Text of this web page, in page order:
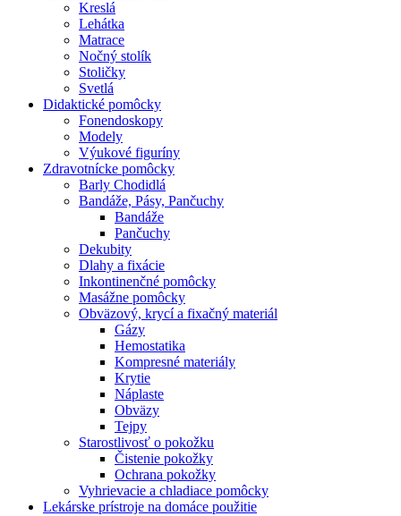
Kreslá
Lehátka
Matrace
Nočný stolík
Stoličky
Svetlá
Didaktické pomôcky
Fonendoskopy
Modely
Výukové figuríny
Zdravotnícke pomôcky
Barly Chodidlá
Bandáže, Pásy, Pančuchy
Bandáže
Pančuchy
Dekubity
Dlahy a fixácie
Inkontinenčné pomôcky
Masážne pomôcky
Obväzový, krycí a fixačný materiál
Gázy
Hemostatika
Kompresné materiály
Krytie
Náplaste
Obväzy
Tejpy
Starostlivosť o pokožku
Čistenie pokožky
Ochrana pokožky
Vyhrievacie a chladiace pomôcky
Lekárske prístroje na domáce použitie